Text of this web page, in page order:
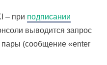
– при подписании
выводится запрос
(сообщение «enter